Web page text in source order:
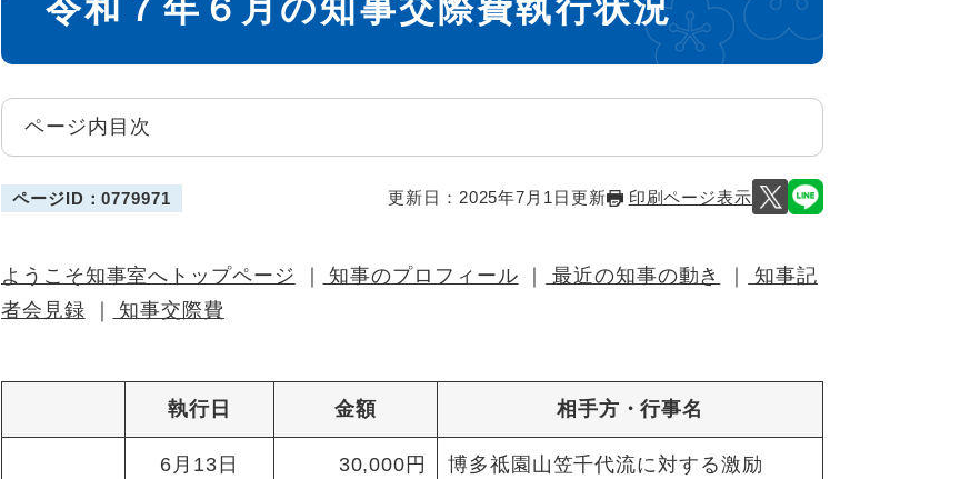
文
令和７年６月の知事交際費執行状況
ページ内目次
ページID：0779971 更新日：2025年7月1日更新 印刷ページ表示
ようこそ知事室へトップページ 知事のプロフィール 最近の知事の動き
知事記
者会見録
知事交際費
執行日 金額 相手方・行事名
6月13日 30,000円 博多祗園山笠千代流に対する激励